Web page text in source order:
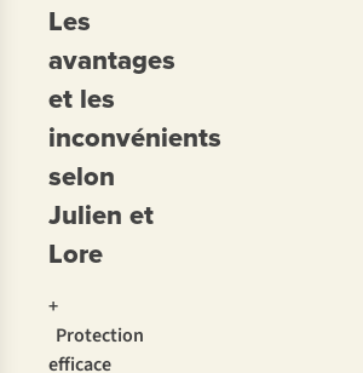
Les
avantages
et les
inconvénients
selon
Julien et
Lore
+
Protection
efficace